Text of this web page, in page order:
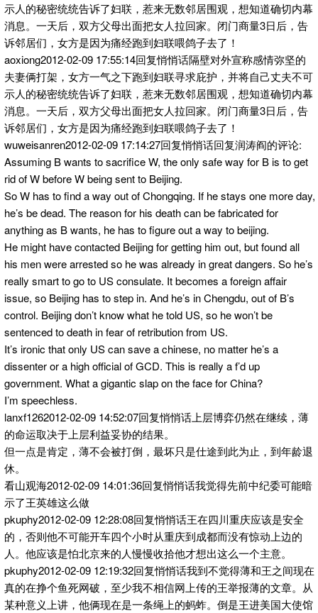
示人的秘密统统告诉了妇联，惹来无数邻居围观，想知道确切内幕
消息。一天后，双方父母出面把女人拉回家。闭门商量3日后，告
诉邻居们，女方是因为痛经跑到妇联喂鸽子去了！
aoxiong2012-02-09 17:55:14回复悄悄话隔壁对外宣称感情弥坚的
夫妻俩打架，女方一气之下跑到妇联寻求庇护，并将自己丈夫不可
示人的秘密统统告诉了妇联，惹来无数邻居围观，想知道确切内幕
消息。一天后，双方父母出面把女人拉回家。闭门商量3日后，告
诉邻居们，女方是因为痛经跑到妇联喂鸽子去了！
wuweisanren2012-02-09 17:14:27回复悄悄话回复润涛阎的评论:
Assuming B wants to sacrifice W, the only safe way for B is to get
rid of W before W being sent to Beijing.
So W has to find a way out of Chongqing. If he stays one more day,
he’s be dead. The reason for his death can be fabricated for
anything as B wants, he has to figure out a way to beijing.
He might have contacted Beijing for getting him out, but found all
his men were arrested so he was already in great dangers. So he’s
really smart to go to US consulate. It becomes a foreign affair
issue, so Beijing has to step in. And he’s in Chengdu, out of B’s
control. Beijing don’t know what he told US, so he won’t be
sentenced to death in fear of retribution from US.
It’s ironic that only US can save a chinese, no matter he’s a
dissenter or a high official of GCD. This is really a f’d up
government. What a gigantic slap on the face for China?
I’m speechless.
lanxf1262012-02-09 14:52:07回复悄悄话上层博弈仍然在继续，薄
的命运取决于上层利益妥协的结果。
但一点是肯定，薄不会被打倒，最坏只是仕途到此为止，到年龄退
休。
看山观海2012-02-09 14:01:36回复悄悄话我觉得先前中纪委可能暗
示了王英雄这么做
pkuphy2012-02-09 12:28:08回复悄悄话王在四川重庆应该是安全
的，否则他不可能开车四个小时从重庆到成都而没有惊动上边的
人。他应该是怕北京来的人慢慢收拾他才想出这么一个主意。
pkuphy2012-02-09 12:19:32回复悄悄话我到不觉得薄和王之间现在
真的在挣个鱼死网破，至少我不相信网上传的王举报薄的文章。从
某种意义上讲，他俩现在是一条绳上的蚂蚱。倒是王进美国大使馆